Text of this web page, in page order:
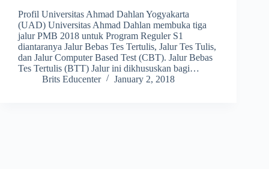
Profil Universitas Ahmad Dahlan Yogyakarta
(UAD) Universitas Ahmad Dahlan membuka tiga
jalur PMB 2018 untuk Program Reguler S1
diantaranya Jalur Bebas Tes Tertulis, Jalur Tes Tulis,
dan Jalur Computer Based Test (CBT). Jalur Bebas
Tes Tertulis (BTT) Jalur ini dikhususkan bagi…
Brits Educenter
January 2, 2018